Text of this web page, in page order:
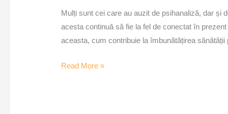
Mulți sunt cei care au auzit de psihanaliză, dar și
acesta continuă să fie la fel de conectat în
aceasta, cum contribuie la îmbunătățirea sănătății
Read More »